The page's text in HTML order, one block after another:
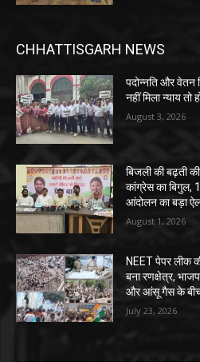
CHHATTISGARH NEWS
पदोन्नति और वेतन
नहीं मिला न्याय तो
August 3, 2026
बिजली की बढ़ती
कांग्रेस का बिगुल,
आंदोलन का बड़ा
August 1, 2026
NEET पेपर लीक
बना रणक्षेत्र,
और आंसू गैस के बीच
July 23, 2026